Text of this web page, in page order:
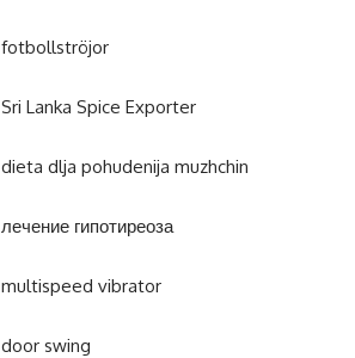
fotbollströjor
Sri Lanka Spice Exporter
dieta dlja pohudenija muzhchin
лечение гипотиреоза
multispeed vibrator
door swing